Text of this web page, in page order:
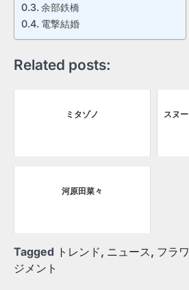
余部鉄橋
電撃結婚
Related posts:
ミタゾノ
スヌ
河原田菜々
Tagged トレンド, ニュース, フラ
ジメント